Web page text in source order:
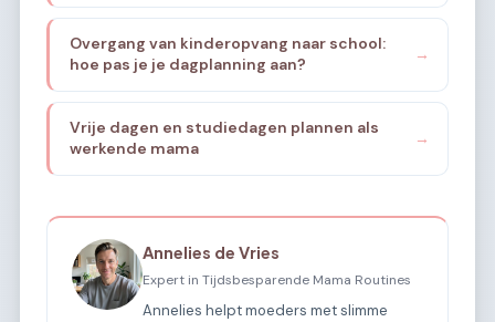
Overgang van kinderopvang naar school:
hoe pas je je dagplanning aan?
→
Vrije dagen en studiedagen plannen als
werkende mama
→
Annelies de Vries
Expert in Tijdsbesparende Mama Routines
Annelies helpt moeders met slimme